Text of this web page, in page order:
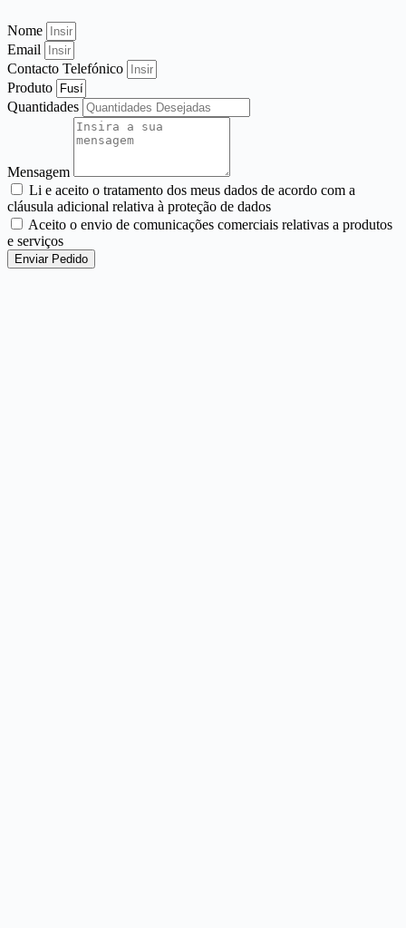
Nome
Email
Contacto Telefónico
Produto
Quantidades
Mensagem
Li e aceito o tratamento dos meus dados de acordo com a
cláusula adicional relativa à proteção de dados
Aceito o envio de comunicações comerciais relativas a produtos
e serviços
Enviar Pedido